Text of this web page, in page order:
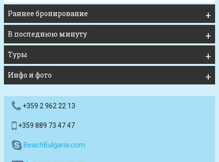
Раннее бронирование
В последнюю минуту
Туры
Инфо и фото
+359 2 962 22 13
+359 889 73 47 47
BeachBulgaria.com